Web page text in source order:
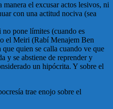
el excusar actos lesivos, ni
con una actitud nociva (sea
pone límites (cuando es
el Meiri (Rabí Menajem Ben
quien se calla cuando ve que
y se abstiene de reprender y
un hipócrita. Y sobre el
trae enojo sobre el